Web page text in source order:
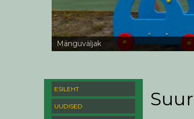
Mänguväljak
ESILEHT
UUDISED